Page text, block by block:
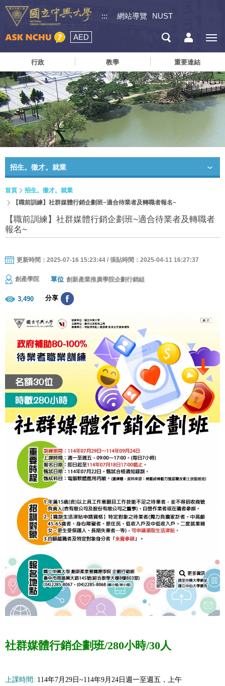
::: 網站導覽 NUST
AED
行政 教學 重要連結
招生。徵才。就業
首頁
招生。徵才。就業
【職前訓練】社群媒體行銷企劃班~適合待業者及轉職者報名~
【職前訓練】社群媒體行銷企劃班~適合待業者及轉職者
報名~
更新時間：2025-07-16 15:23:44 / 張貼時間：2025-04-11 16:27:37
創產學院 單位 創新產業推廣學院企劃行銷組
3,490 分享
社群媒體行銷企劃班/280小時/30人
上課時間: 114年7月29日~114年9月24日週一至週五，上午